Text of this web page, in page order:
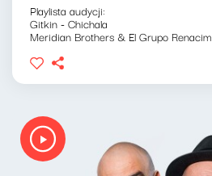
Playlista audycji:
Gitkin - Chichala
Meridian Brothers & El Grupo